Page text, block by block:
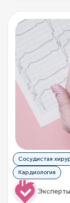
Сосудистая
Кардиология